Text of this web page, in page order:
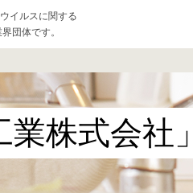
イルスに関する
団体です。
業株式会社